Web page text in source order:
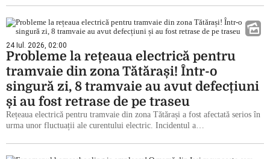
24 Iul. 2026, 02:00
Probleme la rețeaua electrică pentru
tramvaie din zona Tătărași! Într-o
singură zi, 8 tramvaie au avut defecțiuni
și au fost retrase de pe traseu
Rețeaua electrică pentru tramvaie din zona Tătărași a fost afectată serios în
urma unor fluctuații ale curentului electric. Incidentul a…